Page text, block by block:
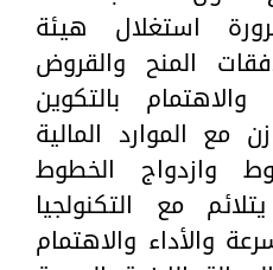
استغلال هيئة
المنح والقروض
بالتكوين
مع الموارد المالية
وازدواج الخطوط
مع التكنولجيا
والأداء والاهتمام